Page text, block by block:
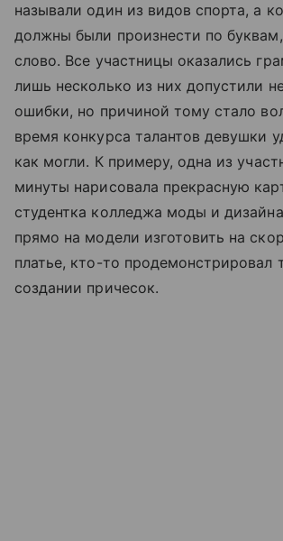
называли один из видов спорта, а
должны были произнести по
слово. Все участницы оказались
лишь несколько из них допустили
ошибки, но причиной тому стало
время конкурса талантов девушки
как могли. К примеру, одна из
минуты нарисовала прекрасную
студентка колледжа моды и
прямо на модели изготовить на
платье, кто-то продемонстрировал
создании причесок.